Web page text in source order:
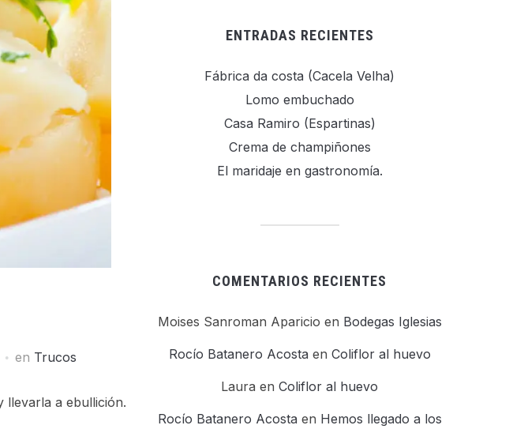
en Trucos
llevarla a ebullición.
ENTRADAS RECIENTES
Fábrica da costa (Cacela Velha)
Lomo embuchado
Casa Ramiro (Espartinas)
Crema de champiñones
El maridaje en gastronomía.
COMENTARIOS RECIENTES
Moises Sanroman Aparicio en Bodegas Iglesias
Rocío Batanero Acosta en Coliflor al huevo
Laura en Coliflor al huevo
Rocío Batanero Acosta en Hemos llegado a los